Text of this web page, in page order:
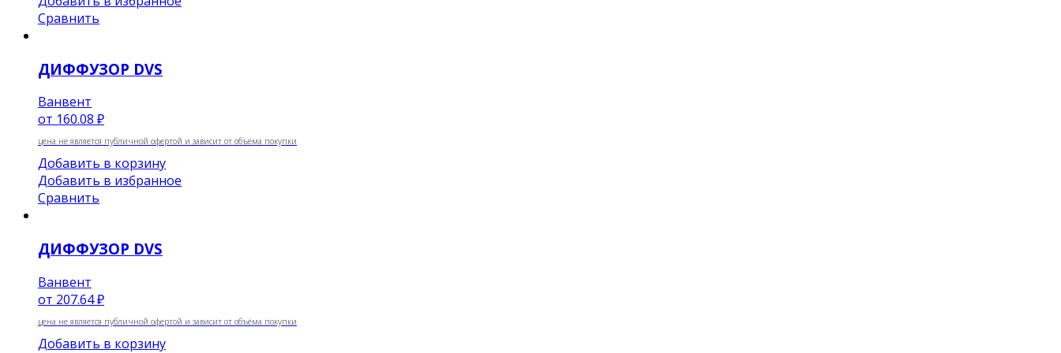
Сравнить
ДИФФУЗОР DVS
Ванвент
от 160.08 ₽
цена не является публичной офертой и зависит от объёма покупки
Добавить в корзину
Добавить в избранное
Сравнить
ДИФФУЗОР DVS
Ванвент
от 207.64 ₽
цена не является публичной офертой и зависит от объёма покупки
Добавить в корзину